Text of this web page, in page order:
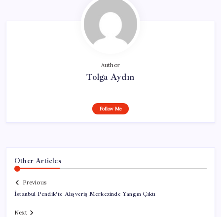
Author
Tolga Aydın
Follow Me
Other Articles
Previous
İstanbul Pendik’te Alışveriş Merkezinde Yangın Çıktı
Next